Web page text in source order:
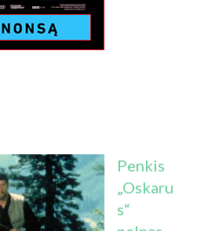
Penkis
„Oskaru
s“